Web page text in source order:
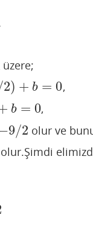
2) + b = 0
0 ,
b = 0,
−9/2 olur ve
olur.Şimdi